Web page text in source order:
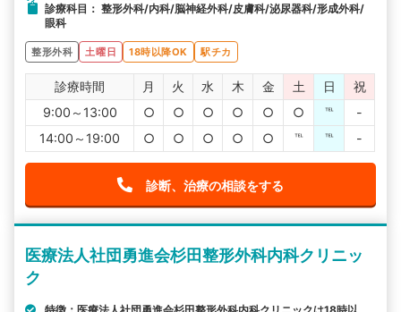
診療科目： 整形外科/内科/脳神経外科/皮膚科/泌尿器科/形成外科/
眼科
整形外科 土曜日 18時以降OK 駅チカ
診療時間 月 火 水 木 金 土 日
祝
9:00～13:00
○ ○ ○ ○ ○ ○ ℡
-
14:00～19:00
○ ○ ○ ○ ○ ℡ ℡ -
診断、治療の相談をする
医療法人社団勇進会杉田整形外科内科クリニッ
ク